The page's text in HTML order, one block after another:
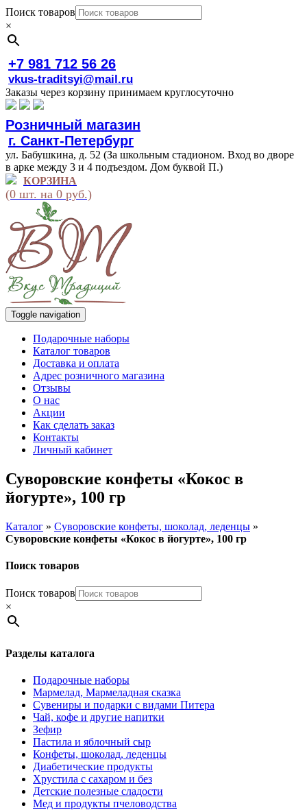
Поиск товаров
×
+7 981 712 56 26
vkus-traditsyi@mail.ru
Заказы через корзину принимаем круглосуточно
Розничный магазин
г. Санкт-Петербург
ул. Бабушкина, д. 52 (За школьным стадионом. Вход во дворе
в арке между 3 и 4 подъездом. Дом буквой П.)
КОРЗИНА
(0 шт. на 0 руб.)
Toggle navigation
Подарочные наборы
Каталог товаров
Доставка и оплата
Адрес розничного магазина
Отзывы
О нас
Акции
Как сделать заказ
Контакты
Личный кабинет
Суворовские конфеты «Кокос в
йогурте», 100 гр
Каталог » Суворовские конфеты, шоколад, леденцы »
Суворовские конфеты «Кокос в йогурте», 100 гр
Поиск товаров
Поиск товаров
×
Разделы каталога
Подарочные наборы
Мармелад, Мармеладная сказка
Сувениры и подарки с видами Питера
Чай, кофе и другие напитки
Зефир
Пастила и яблочный сыр
Конфеты, шоколад, леденцы
Диабетические продукты
Хрустила с сахаром и без
Детские полезные сладости
Мед и продукты пчеловодства